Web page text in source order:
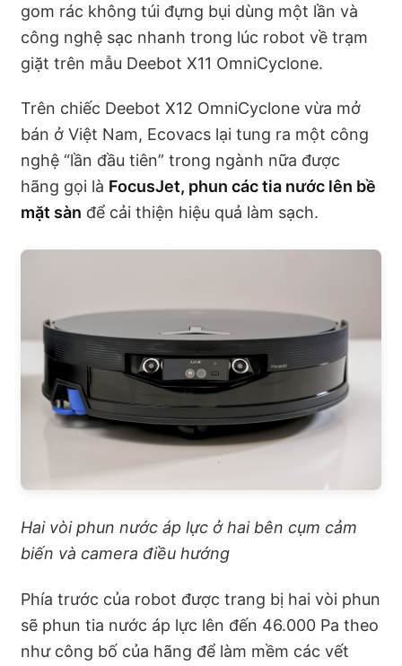
gom rác không túi đựng bụi dùng một lần và
công nghệ sạc nhanh trong lúc robot về trạm
giặt trên mẫu Deebot X11 OmniCyclone.
Trên chiếc Deebot X12 OmniCyclone vừa mở
bán ở Việt Nam, Ecovacs lại tung ra một công
nghệ “lần đầu tiên” trong ngành nữa được
hãng gọi là FocusJet, phun các tia nước lên bề
mặt sàn để cải thiện hiệu quả làm sạch.
Hai vòi phun nước áp lực ở hai bên cụm cảm
biến và camera điều hướng
Phía trước của robot được trang bị hai vòi phun
sẽ phun tia nước áp lực lên đến 46.000 Pa theo
như công bố của hãng để làm mềm các vết